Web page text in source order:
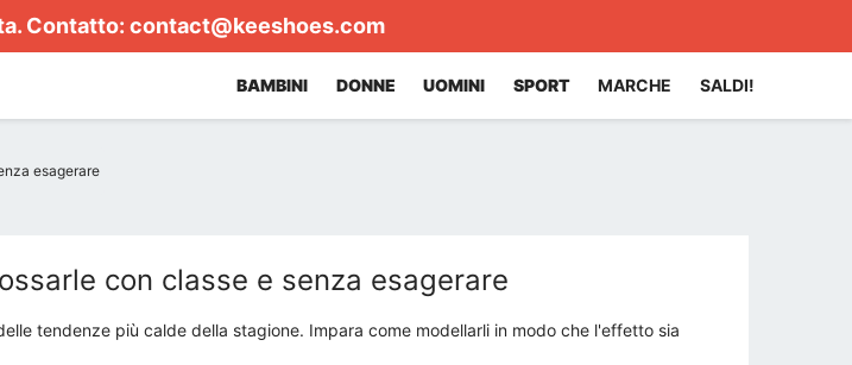
Contatto: contact@keeshoes.com
BAMBINI DONNE UOMINI SPORT MARCHE SALDI!
esagerare
con classe e senza esagerare
tendenze più calde della stagione. Impara come modellarli in modo che l'effetto sia